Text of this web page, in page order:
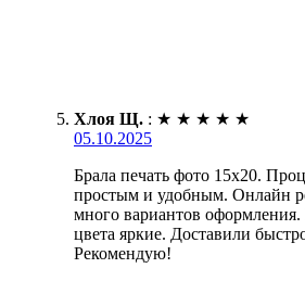
Хлоя Щ. : ★ ★ ★ ★ ★
05.10.2025
Брала печать фото 15х20.
простым и удобным. Онлайн
много вариантов оформления.
цвета яркие. Доставили
Рекомендую!